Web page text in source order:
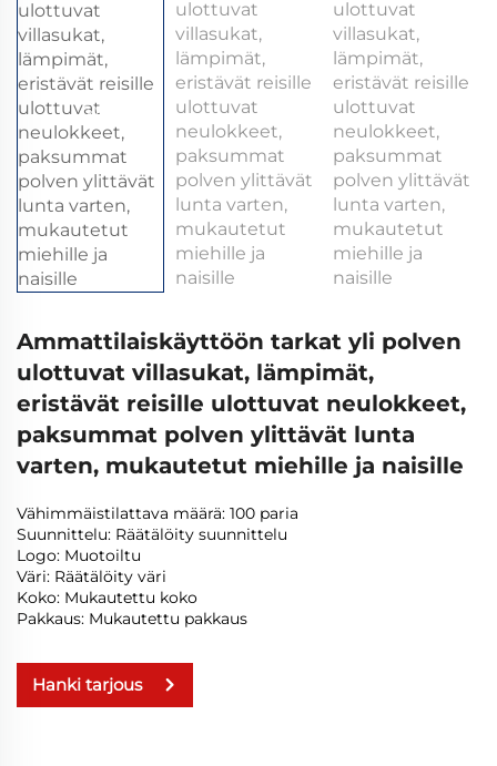
Ammattilaiskäyttöön tarkat yli polven
ulottuvat villasukat, lämpimät,
eristävät reisille ulottuvat neulokkeet,
paksummat polven ylittävät lunta
varten, mukautetut miehille ja naisille
Vähimmäistilattava määrä: 100 paria
Suunnittelu: Räätälöity suunnittelu
Logo: Muotoiltu
Väri: Räätälöity väri
Koko: Mukautettu koko
Pakkaus: Mukautettu pakkaus
Hanki tarjous